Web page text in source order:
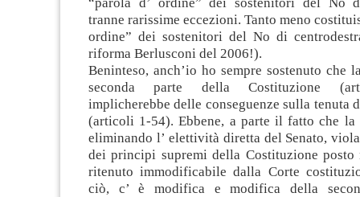
“parola d’ ordine” dei sostenitori del No
tranne rarissime eccezioni. Tanto meno
ordine” dei sostenitori del No di
riforma Berlusconi del 2006!).
Beninteso, anch’io ho sempre sostenuto che
seconda parte della Costituzione
implicherebbe delle conseguenze sulla tenuta
(articoli 1-54). Ebbene, a parte il fatto che la
eliminando l’ elettività diretta del Senato,
dei principi supremi della Costituzione posto
ritenuto immodificabile dalla Corte
ciò, c’ è modifica e modifica della